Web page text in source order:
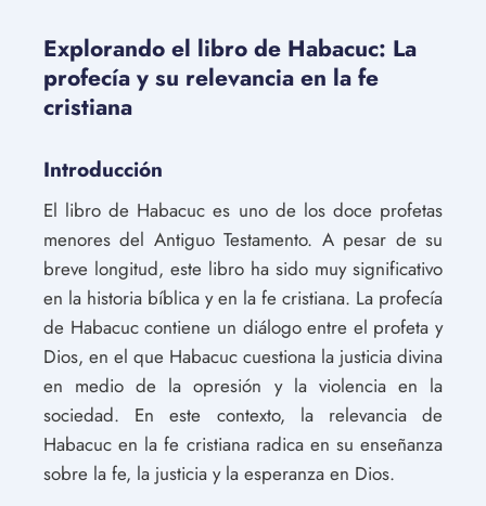
Explorando el libro de Habacuc: La
profecía y su relevancia en la fe
cristiana
Introducción
El libro de Habacuc es uno de los doce profetas
menores del Antiguo Testamento. A pesar de su
breve longitud, este libro ha sido muy significativo
en la historia bíblica y en la fe cristiana. La profecía
de Habacuc contiene un diálogo entre el profeta y
Dios, en el que Habacuc cuestiona la justicia divina
en medio de la opresión y la violencia en la
sociedad. En este contexto, la relevancia de
Habacuc en la fe cristiana radica en su enseñanza
sobre la fe, la justicia y la esperanza en Dios.